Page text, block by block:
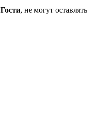
Гости, не могут оставлять